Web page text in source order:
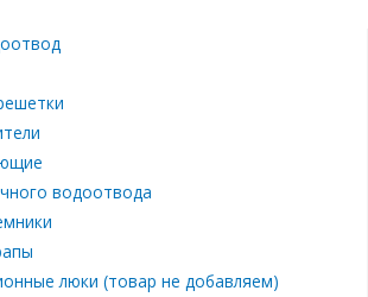
водоотвода
люки (товар не добавляем)